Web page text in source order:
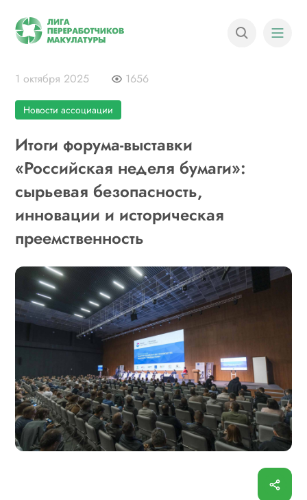
1 октября 2025 1656
Новости ассоциации
Итоги форума-выставки
«Российская неделя бумаги»:
сырьевая безопасность,
инновации и историческая
преемственность